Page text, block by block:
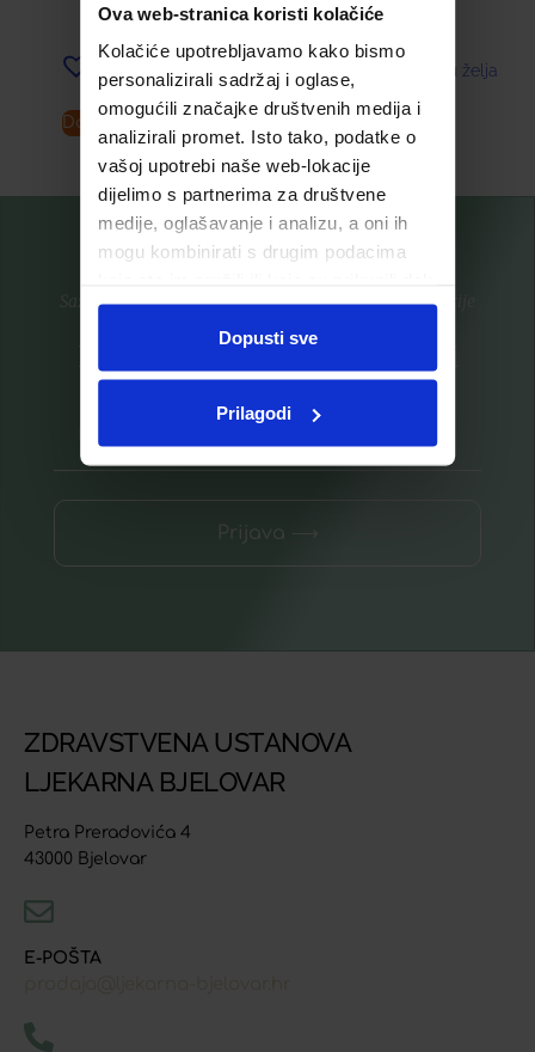
Ova web-stranica koristi kolačiće
Kolačiće upotrebljavamo kako bismo
personalizirali sadržaj i oglase,
omogućili značajke društvenih medija i
analizirali promet. Isto tako, podatke o
vašoj upotrebi naše web-lokacije
dijelimo s partnerima za društvene
medije, oglašavanje i analizu, a oni ih
mogu kombinirati s drugim podacima
ste upotrebljavali njihove usluge.
Dopusti sve
Prilagodi
34,48€
Dodaj u listu želja
Dodaj u košaricu
15,31
Dodaj u listu želja
Pročitaj više
Saznajte prvi za nove proizvode i ekskluzivne promocije
Prijavite se na listu za novosti
Prijava ⟶
ZDRAVSTVENA USTANOVA
LJEKARNA BJELOVAR
Petra Preradovića 4
43000 Bjelovar
E-POŠTA